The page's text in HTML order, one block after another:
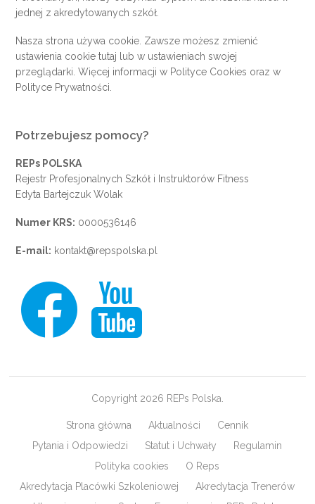
jednej z akredytowanych szkół.
Nasza strona używa cookie. Zawsze możesz zmienić
ustawienia cookietutaj lub w ustawieniach swojej
przeglądarki. Więcej informacji w Polityce Cookies oraz w
Polityce Prywatności.
Potrzebujesz pomocy?
REPs POLSKA
Rejestr Profesjonalnych Szkół i Instruktorów Fitness
Edyta Bartejczuk Wolak
Numer KRS: 0000536146
E-mail: kontakt@repspolska.pl
Copyright 2026 REPs Polska.
Strona główna Aktualności
Cennik
Pytania i Odpowiedzi
Statut i Uchwały
Regulamin
Polityka cookies
O Reps
Akredytacja Placówki Szkoleniowej
Akredytacja Trenerów